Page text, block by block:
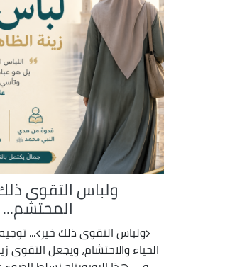
ولباس التقوى
﴿ولباس التقوى ذلك خير﴾...
الحياء والاحتشام، ويجعل التقوى